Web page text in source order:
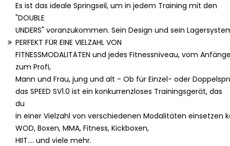
Es ist das ideale Springseil, um in jedem Training mit den
"DOUBLE
UNDERS" voranzukommen. Sein Design und sein
PERFEKT FÜR EINE VIELZAHL VON
FITNESSMODALITÄTEN und jedes Fitnessniveau, vom
zum Profi,
Mann und Frau, jung und alt - Ob für Einzel- oder
das SPEED SV1.0 ist ein konkurrenzloses Trainingsgerät, das
du
in einer Vielzahl von verschiedenen Modalitäten einsetzen
WOD, Boxen, MMA, Fitness, Kickboxen,
HIIT.... und viele mehr.